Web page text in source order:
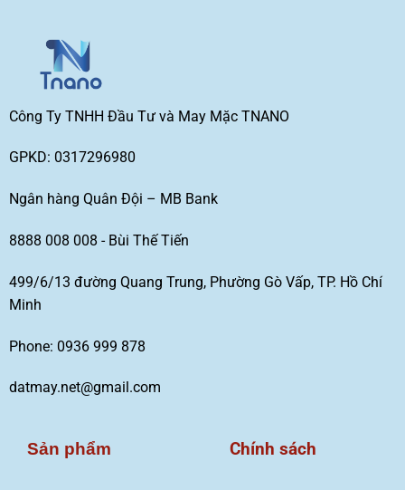
Công Ty TNHH Đầu Tư và May Mặc TNANO
GPKD: 0317296980
Ngân hàng Quân Đội – MB Bank
8888 008 008 - Bùi Thế Tiến
499/6/13 đường Quang Trung, Phường Gò Vấp, TP. Hồ Chí
Minh
Phone: 0936 999 878
datmay.net@gmail.com
Sản phẩm Chính sách